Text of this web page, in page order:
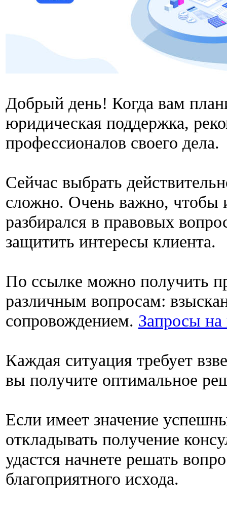
Добрый день! Когда вам
юридическая поддержка,
профессионалов своего дела.
Сейчас выбрать
сложно. Очень важно, чтобы
разбирался в правовых
защитить интересы клиента.
По ссылке можно получить
различным вопросам:
сопровождением. Запросы на
Каждая ситуация требует
вы получите оптимальное
Если имеет значение
откладывать получение
удастся начнете решать
благоприятного исхода.